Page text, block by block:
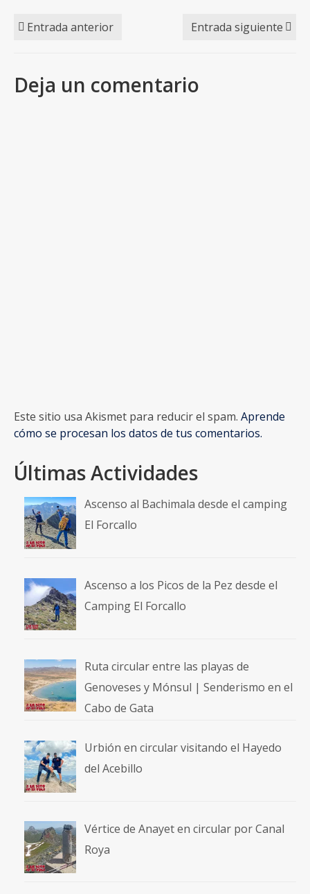
Entrada anterior Entrada siguiente
Deja un comentario
Este sitio usa Akismet para reducir el spam. Aprende
cómo se procesan los datos de tus comentarios.
Últimas Actividades
Ascenso al Bachimala desde el camping
El Forcallo
Ascenso a los Picos de la Pez desde el
Camping El Forcallo
Ruta circular entre las playas de
Genoveses y Mónsul | Senderismo en el
Cabo de Gata
Urbión en circular visitando el Hayedo
del Acebillo
Vértice de Anayet en circular por Canal
Roya